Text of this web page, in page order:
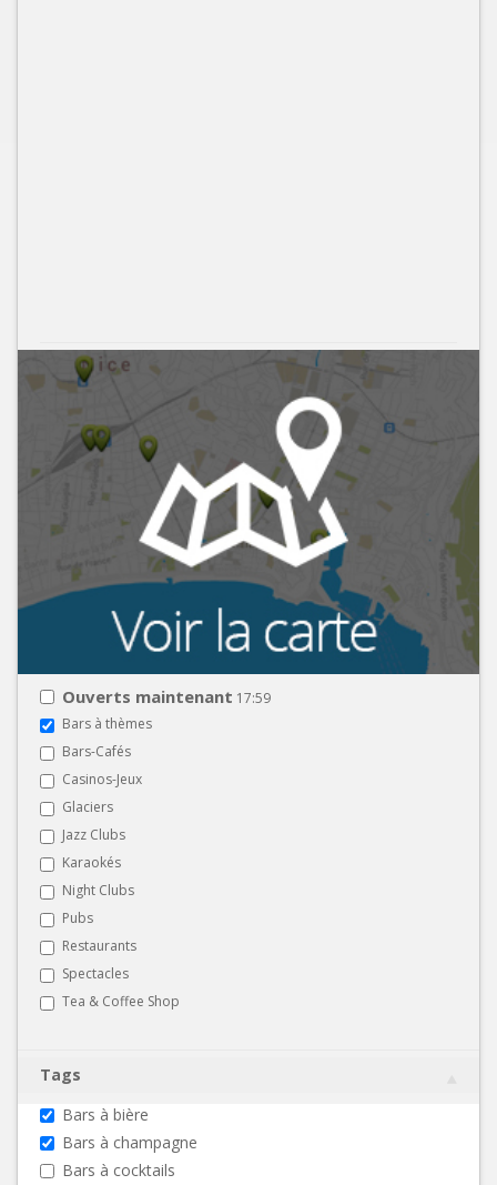
Ouverts maintenant 17:59
Bars à thèmes
Bars-Cafés
Casinos-Jeux
Glaciers
Jazz Clubs
Karaokés
Night Clubs
Pubs
Restaurants
Spectacles
Tea & Coffee Shop
Tags
Bars à bière
Bars à champagne
Bars à cocktails